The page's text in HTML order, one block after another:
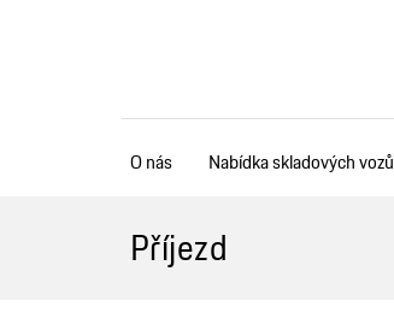
O nás Nabídka skladových vozů
Příjezd